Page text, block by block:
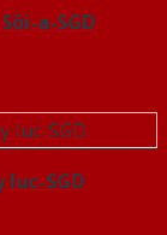
a-SGD
luc-SGD